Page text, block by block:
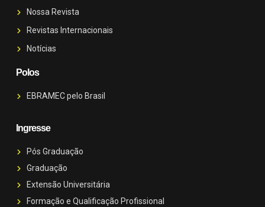
Nossa Revista
Revistas Internacionais
Notícias
Polos
EBRAMEC pelo Brasil
Ingresse
Pós Graduação
Graduação
Extensão Universitária
Formação e Qualificação Profissional